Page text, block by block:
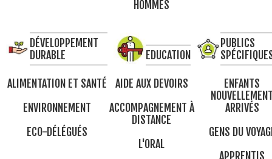
HOMMES
DÉVELOPPEMENT
DURABLE
ALIMENTATION ET SANTÉ
ENVIRONNEMENT
ECO-DÉLÉGUÉS
EDUCATION
AIDE AUX DEVOIRS
ACCOMPAGNEMENT À
DISTANCE
L'ORAL
PUBLICS
ENFANTS
ARRIVÉS
GENS DU
APPRENTIS